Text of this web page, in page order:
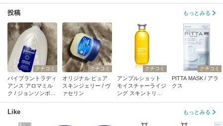
投稿 もっとみる
クチコミ
バイブラントラディ
アンス アロマミル
ク / ジョンソンボデ
クチコミ
オリジナル ピュア
スキンジェリー / ヴ
ァセリン
クチコミ
アンプルショット
モイスチャーライジ
ング スキントリー
クチコミ
PITTA MASK / アラ
クス
Like もっとみる